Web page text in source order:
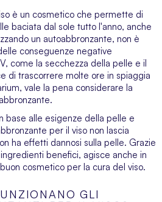
è un cosmetico che permette di
baciata dal sole tutto l'anno, anche
un autoabbronzante, non è
conseguenze negative
come la secchezza della pelle e il
di trascorrere molte ore in spiaggia
vale la pena considerare la
base alle esigenze della pelle e
per il viso non lascia
ha effetti dannosi sulla pelle. Grazie
benefici, agisce anche in
cosmetico per la cura del viso.
GLI